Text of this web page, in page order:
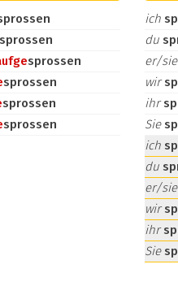
sprossen
gesprossen
sprossen
sprossen
sprossen
ich
du
er/
wir
ihr
Sie
ich
du
er/
wir
ihr
Sie